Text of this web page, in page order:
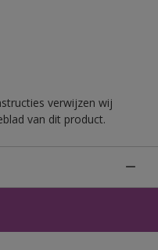
verwijzen wij
van dit product.